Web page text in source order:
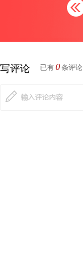
写评论 已有 0 条评论